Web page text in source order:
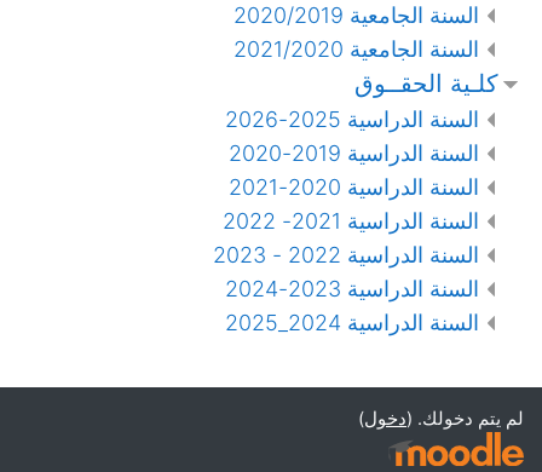
السنة الجامعية 2020/2019
السنة الجامعية 2021/2020
كلـية الحقــوق
السنة الدراسية 2025-2026
السنة الدراسية 2019-2020
السنة الدراسية 2020-2021
السنة الدراسية 2021- 2022
السنة الدراسية 2022 - 2023
السنة الدراسية 2023-2024
السنة الدراسية 2024_2025
لم يتم دخولك. (دخول)